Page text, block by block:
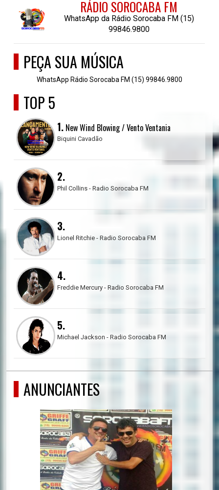
RÁDIO SOROCABA FM
WhatsApp da Rádio Sorocaba FM (15)
99846.9800
PEÇA SUA MÚSICA
WhatsApp Rádio Sorocaba FM (15) 99846.9800
TOP 5
1. New Wind Blowing / Vento Ventania
Biquini Cavadão
2.
Phil Collins - Radio Sorocaba FM
3.
Lionel Ritchie - Radio Sorocaba FM
4.
Freddie Mercury - Radio Sorocaba FM
5.
Michael Jackson - Radio Sorocaba FM
ANUNCIANTES